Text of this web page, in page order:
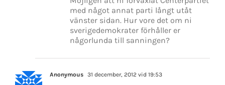
med något annat parti långt utåt
vänster sidan. Hur vore det om ni
sverigedemokrater förhåller er
någorlunda till sanningen?
Anonymous 31 december, 2012 vid 19:53